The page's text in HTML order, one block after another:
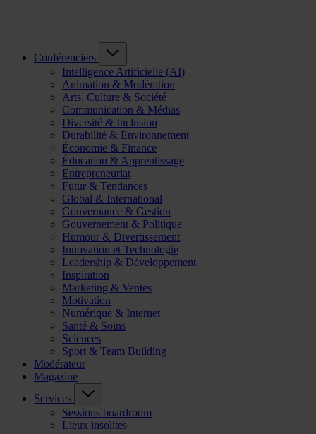
Conférenciers
Intelligence Artificielle (AI)
Animation & Modération
Arts, Culture & Société
Communication & Médias
Diversité & Inclusion
Durabilité & Environnement
Économie & Finance
Éducation & Apprentissage
Entrepreneuriat
Futur & Tendances
Global & International
Gouvernance & Gestion
Gouvernement & Politique
Humour & Divertissement
Innovation et Technologie
Leadership & Développement
Inspiration
Marketing & Ventes
Motivation
Numérique & Internet
Santé & Soins
Sciences
Sport & Team Building
Modérateur
Magazine
Services
Sessions boardroom
Lieux insolites